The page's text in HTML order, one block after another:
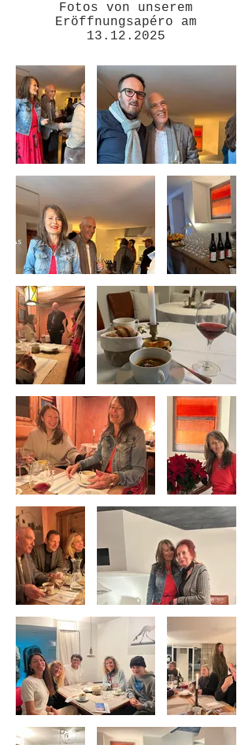
Fotos von unserem
Eröffnungsapéro am
13.12.2025